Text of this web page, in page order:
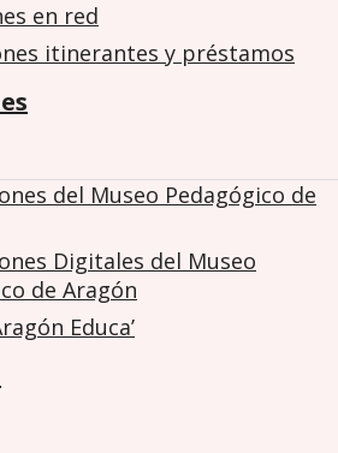
en red
itinerantes y préstamos
del Museo Pedagógico de
Digitales del Museo
de Aragón
Educa’